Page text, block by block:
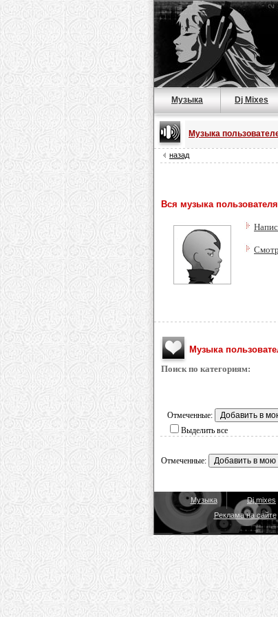
Музыка Dj Mixes
Музыка
назад
Вся музыка
Музыка
Поиск по категориям:
Отмеченные:
Выделить все
Отмеченные:
Музыка Dj mixes
Реклама на сайте